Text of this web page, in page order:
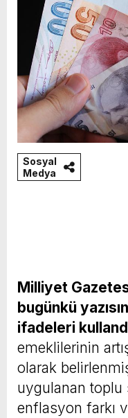
Sosyal
Medya
Milliyet
bugünkü
ifadeleri
emeklilerinin
olarak
uygulanan toplu
enflasyon farkı